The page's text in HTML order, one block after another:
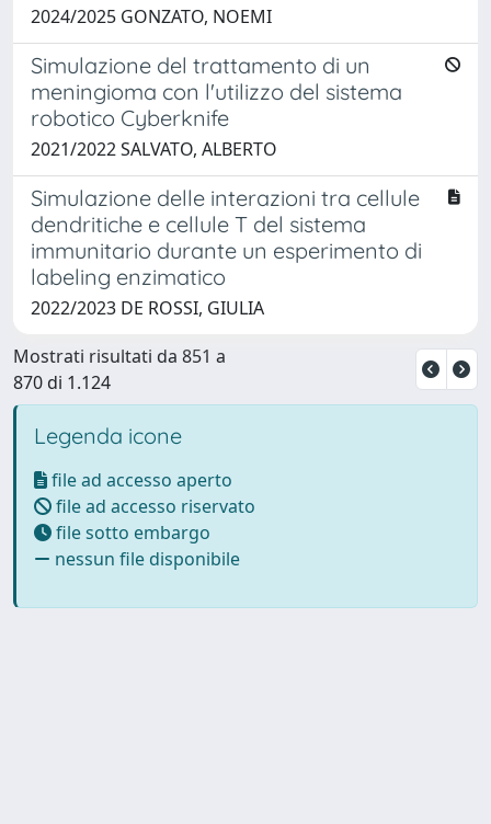
2024/2025 GONZATO, NOEMI
Simulazione del trattamento di un
meningioma con l'utilizzo del sistema
robotico Cyberknife
2021/2022 SALVATO, ALBERTO
Simulazione delle interazioni tra cellule
dendritiche e cellule T del sistema
immunitario durante un esperimento di
labeling enzimatico
2022/2023 DE ROSSI, GIULIA
Mostrati risultati da 851 a
870 di 1.124
Legenda icone
file ad accesso aperto
file ad accesso riservato
file sotto embargo
nessun file disponibile